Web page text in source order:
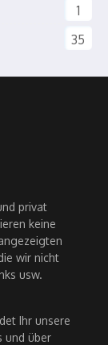
1
35
privat
keine
wir nicht
usw.
Ihr unsere
und über